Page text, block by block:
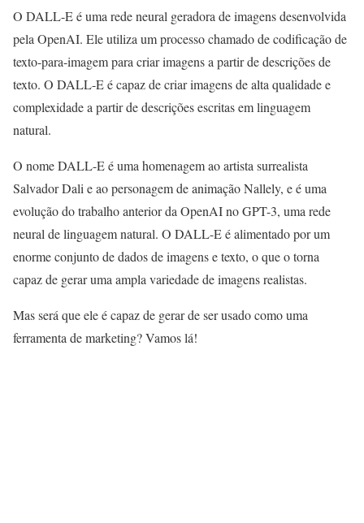
O DALL-E é uma rede neural geradora de imagens desenvolvida
pela OpenAI. Ele utiliza um processo chamado de codificação de
texto-para-imagem para criar imagens a partir de descrições de
texto. O DALL-E é capaz de criar imagens de alta qualidade e
complexidade a partir de descrições escritas em linguagem
natural.
O nome DALL-E é uma homenagem ao artista surrealista
Salvador Dali e ao personagem de animação Nallely, e é uma
evolução do trabalho anterior da OpenAI no GPT-3, uma rede
neural de linguagem natural. O DALL-E é alimentado por um
enorme conjunto de dados de imagens e texto, o que o torna
capaz de gerar uma ampla variedade de imagens realistas.
Mas será que ele é capaz de gerar de ser usado como uma
ferramenta de marketing? Vamos lá!